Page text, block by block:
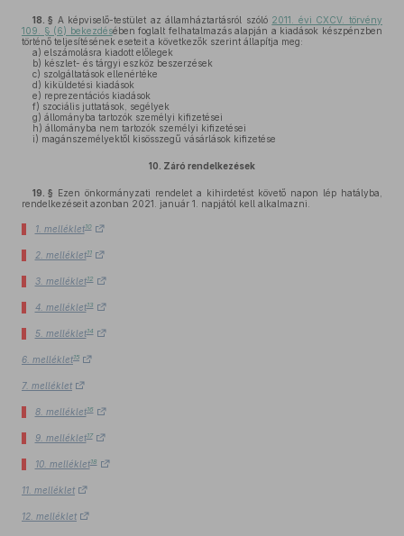
18. § A képviselő-testület az államháztartásról szóló 2011. évi CXCV. törvény
109. § (6) bekezdésében foglalt felhatalmazás alapján a kiadások készpénzben
történő teljesítésének eseteit a következők szerint állapítja meg:
a) elszámolásra kiadott előlegek
b) készlet- és tárgyi eszköz beszerzések
c) szolgáltatások ellenértéke
d) kiküldetési kiadások
e) reprezentációs kiadások
f) szociális juttatások, segélyek
g) állományba tartozók személyi kifizetései
h) állományba nem tartozók személyi kifizetései
i) magánszemélyektől kisösszegű vásárlások kifizetése
10. Záró rendelkezések
19. § Ezen önkormányzati rendelet a kihirdetést követő napon lép hatályba,
rendelkezéseit azonban 2021. január 1. napjától kell alkalmazni.
1. melléklet10
2. melléklet11
3. melléklet12
4. melléklet13
5. melléklet14
6. melléklet15
7. melléklet
8. melléklet16
9. melléklet17
10. melléklet18
11. melléklet
12. melléklet